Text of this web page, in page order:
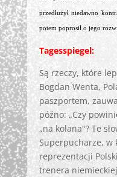
przedłużył niedawno
potem poprosił o jego
Tagesspiegel:
Są rzeczy, które
Bogdan Wenta,
paszportem,
późno: „Czy
„na kolana"? Te
Superpucharze, w
reprezentacji
trenera